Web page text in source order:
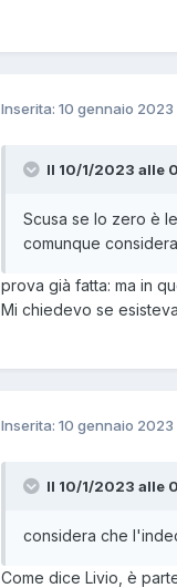
Inserita: 10 gennaio 2023
Il 10/1/2023 alle
Scusa se lo zero è
comunque
prova già fatta: ma in
Mi chiedevo se
Inserita: 10 gennaio 2023
Il 10/1/2023 alle
considera che
Come dice Livio, è